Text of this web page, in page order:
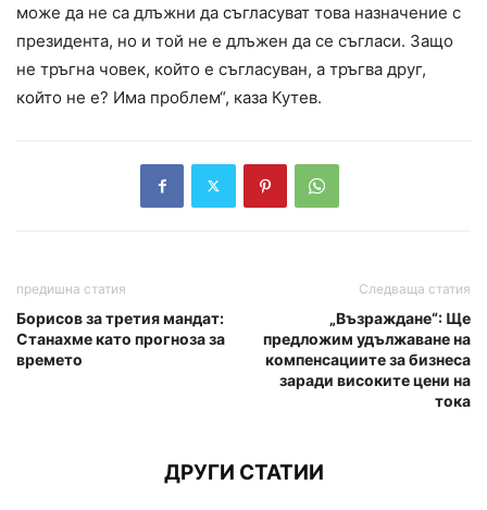
може да не са длъжни да съгласуват това назначение с
президента, но и той не е длъжен да се съгласи. Защо
не тръгна човек, който е съгласуван, а тръгва друг,
който не е? Има проблем“, каза Кутев.
предишна статия
Борисов за третия мандат:
Станахме като прогноза за
времето
Следваща статия
„Възраждане“: Ще
предложим удължаване на
компенсациите за бизнеса
заради високите цени на
тока
ДРУГИ СТАТИИ